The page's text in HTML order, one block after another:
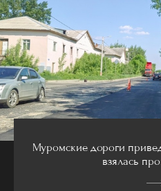
Муромские дороги
взялась